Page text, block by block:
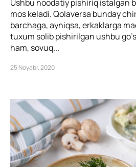
Ushbu noodatiy pishiriq istalgan
mos keladi. Qolaversa bunday
barchaga, ayniqsa, erkaklarga
tuxum solib pishirilgan ushbu
ham, sovuq...
25 Noyabr, 2020